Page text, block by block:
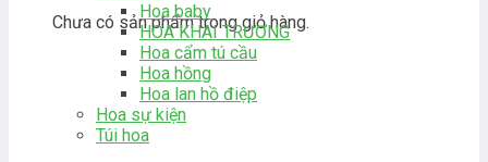
Chưa có sản phẩm trong giỏ hàng.
Hoa baby
HOA KHAI TRƯƠNG
Hoa cẩm tú cầu
Hoa hồng
Hoa lan hồ điệp
Hoa sự kiện
Túi hoa